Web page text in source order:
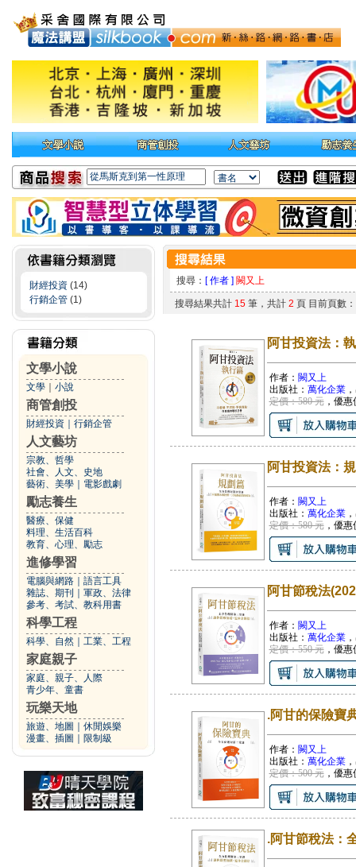
財經投資 (14)
行銷企管 (1)
文學小說
文學 小說
商管創投
財經投資 行銷企管
人文藝坊
宗教、哲學
社會、人文、史地
藝術、美學
電影戲劇
勵志養生
醫療、保健
料理、生活百科
教育、心理、勵志
進修學習
電腦與網路
語言工具
雜誌、期刊
軍政、法律
參考、考試、教科用書
科學工程
科學、自然 工業、工程
家庭親子
家庭、親子、人際
青少年、童書
玩樂天地
旅遊、地圖
休閒娛樂
漫畫、插圖
限制級
搜尋： [ 作者 ] 闕又上
搜尋結果共計 15筆，共計 2 頁 目前頁數
阿甘投資法：
作者： 闕又上
出版社： 萬化企業
定價：580 元，優惠
阿甘投資法：
作者： 闕又上
出版社： 萬化企業
定價：580 元，優惠
阿甘節稅法
作者： 闕又上
出版社： 萬化企業
定價：550 元，優惠
.阿甘的保險寶
作者： 闕又上
出版社： 萬化企業
定價：500 元，優惠
.阿甘節稅法：